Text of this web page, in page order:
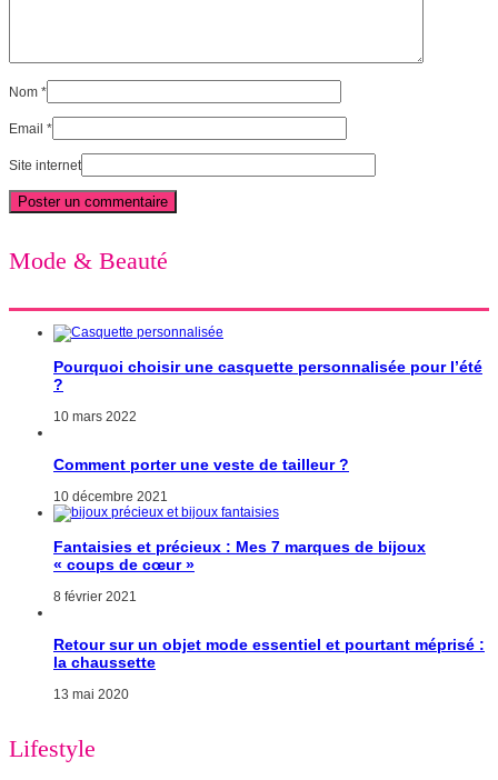
Nom *
Email *
Site internet
Mode & Beauté
Pourquoi choisir une casquette personnalisée pour l’été
?
10 mars 2022
Comment porter une veste de tailleur ?
10 décembre 2021
Fantaisies et précieux : Mes 7 marques de bijoux
« coups de cœur »
8 février 2021
Retour sur un objet mode essentiel et pourtant méprisé :
la chaussette
13 mai 2020
Lifestyle